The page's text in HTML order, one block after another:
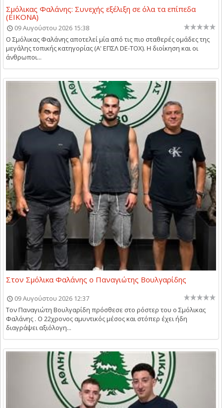
Σμόλικας Φαλάνης: Συνεχής εξέλιξη σε όλα τα επίπεδα
(ΕΙΚΟΝΑ)
09 Αυγούστου 2026 15:38
Ο Σμόλικας Φαλάνης αποτελεί μία από τις πιο σταθερές ομάδες της
μεγάλης τοπικής κατηγορίας (Α' ΕΠΣΛ DE-TOX). Η διοίκηση και οι
άνθρωποι...
Στον Σμόλικα Φαλάνης ο Παναγιώτης Βουλγαρίδης
09 Αυγούστου 2026 12:37
Τον Παναγιώτη Βουλγαρίδη πρόσθεσε στο ρόστερ του ο Σμόλικας
Φαλάνης . Ο 22χρονος αμυντικός μέσος και στόπερ έχει ήδη
διαγράψει αξιόλογη...